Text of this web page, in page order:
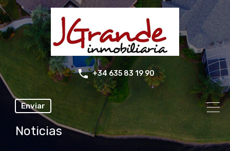
+34 635 83 19 90
Enviar
Noticias